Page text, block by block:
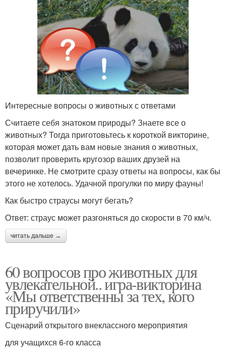
Интересные вопросы о животных с ответами
Считаете себя знатоком природы? Знаете все о
животных? Тогда приготовьтесь к короткой викторине,
которая может дать вам новые знания о животных,
позволит проверить кругозор ваших друзей на
вечеринке. Не смотрите сразу ответы на вопросы, как бы
этого не хотелось. Удачной прогулки по миру фауны!
Как быстро страусы могут бегать?
Ответ: страус может разгоняться до скорости в 70 км/ч.
читать дальше →
60 вопросов про животных для
увлекательной.. игра-викторина
«Мы ответственны за тех, кого
приручили»
Сценарий открытого внеклассного мероприятия
для учащихся 6-го класса